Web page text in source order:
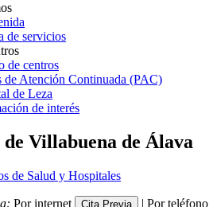
de servicios
de centros
de Atención Continuada (PAC)
de Leza
de interés
Villabuena de Álava
de Salud y Hospitales
Por internet | Por teléfono